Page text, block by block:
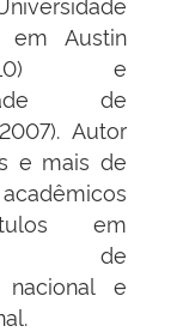
em Austin
e
de
Autor
e mais de
em
de
nacional e